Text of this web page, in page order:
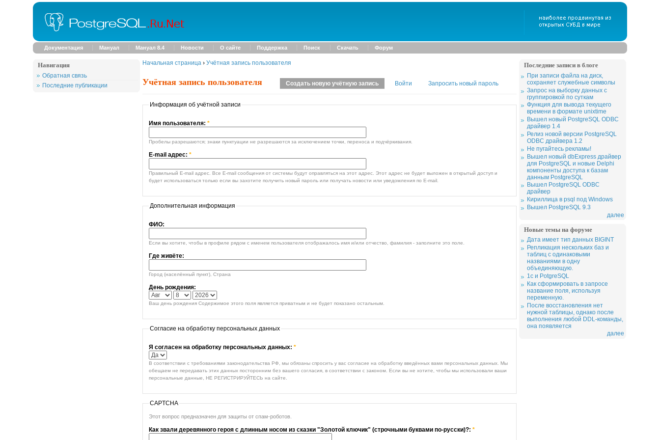
Документация Мануал Мануал 8.4 Новости О сайте Поддержка Поиск Скачать Форум
Навигация
Обратная связь
Последние публикации
Начальная страница› Учётная запись пользователя
Учётная запись пользователя Создать новую учётную запись Войти Запросить новый пароль
Информация об учётной записи
Имя пользователя: *
Пробелы разрешаются; знаки пунктуации не разрешаются за исключением точки, переноса и подчёркивания.
E-mail адрес: *
Правильный E-mail адрес. Все E-mail сообщения от системы будут оправляться на этот адрес. Этот адрес не будет выложен в открытый доступ и
будет использоваться только если вы захотите получить новый пароль или получать новости или уведомления по E-mail.
Дополнительная информация
ФИО:
Если вы хотите, чтобы в профиле рядом с именем пользователя отображалось имя и/или отчество, фамилия - заполните это поле.
Где живёте:
Город (населённый пункт), Страна
День рождения:
Ваш день рождения Содержимое этого поля является приватным и не будет показано остальным.
Согласие на обработку персональных данных
Я согласен на обработку персональных данных: *
В соответствии с требованиями законодательства РФ, мы обязаны спросить у вас согласие на обработку введённых вами персональных данных. Мы
обещаем не передавать этих данных посторонним без вашего согласия, в соответствии с законом. Если вы не хотите, чтобы мы использовали ваши
персональные данные, НЕ РЕГИСТРИРУЙТЕСЬ на сайте.
CAPTCHA
Этот вопрос предназначен для защиты от спам-роботов.
Как звали деревянного героя с длинным носом из сказки "Золотой ключик" (строчными буквами по-русски)?: *
Последние записи в блоге
При записи файла на диск,
сохраняет служебные символы
Запрос на выборку данных с
группировкой по суткам
Функция для вывода текущего
времени в формате unixtime
Вышел новый PostgreSQL ODBC
драйвер 1.4
Релиз новой версии PostgreSQL
ODBC драйвера 1.2
Не пугайтесь рекламы!
Вышел новый dbExpress драйвер
для PostgreSQL и новые Delphi
компоненты доступа к базам
данным PostgreSQL
Вышел PostgreSQL ODBC
драйвер
Кириллица в psql под Windows
Вышел PostgreSQL 9.3
далее
Новые темы на форуме
Дата имеет тип данных BIGINT
Репликация нескольких баз и
таблиц с одинаковыми
названиями в одну
объединяющую.
1c и PotgreSQL
Как сформировать в запросе
название поля, используя
переменную.
После восстановления нет
нужной таблицы, однако после
выполнения любой DDL-команды,
она появляется
далее